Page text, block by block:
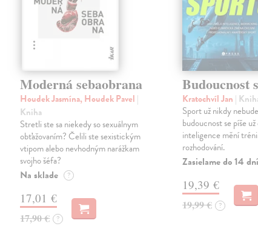
Moderná sebaobrana
Houdek Jasmína, Houdek Pavel |
Kniha
Stretli ste sa niekedy so sexuálnym
obťažovaním? Čelili ste sexistickým
vtipom alebo nevhodným narážkam
svojho šéfa?
Na sklade ?
17,01 €
17,90 € ?
Budoucnost
Kratochvíl Jan |
Sport už nikdy
budoucnost se píše
inteligence mění
rozhodování.
Zasielame do 14 dní
19,39 €
19,99 € ?